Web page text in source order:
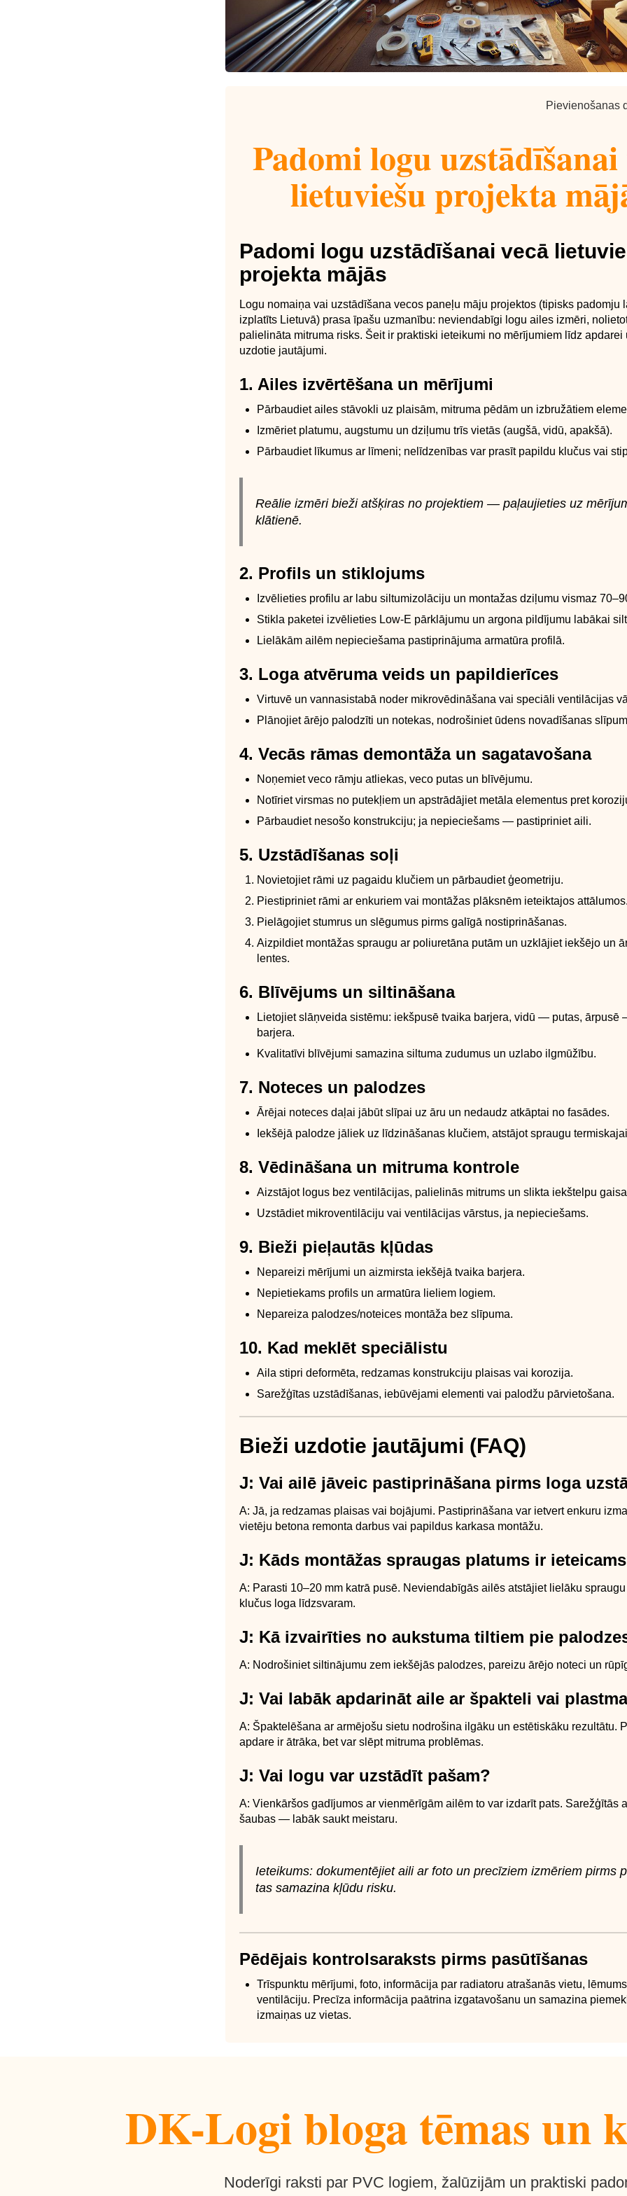
Pievienošanas
Padomi logu uzstādīšanai
lietuviešu projekta
Padomi logu uzstādīšanai vecā
projekta mājās
Logu nomaiņa vai uzstādīšana vecos paneļu māju projektos (tipisks padomju
izplatīts Lietuvā) prasa īpašu uzmanību: neviendabīgi logu ailes izmēri,
palielināta mitruma risks. Šeit ir praktiski ieteikumi no mērījumiem līdz apdarei
uzdotie jautājumi.
1. Ailes izvērtēšana un mērījumi
Pārbaudiet ailes stāvokli uz plaisām, mitruma pēdām un izbružātiem
Izmēriet platumu, augstumu un dziļumu trīs vietās (augšā, vidū, apakšā).
Pārbaudiet līkumus ar līmeni; nelīdzenības var prasīt papildu klučus vai
Reālie izmēri bieži atšķiras no projektiem — paļaujieties uz
klātienē.
2. Profils un stiklojums
Izvēlieties profilu ar labu siltumizolāciju un montažas dziļumu vismaz
Stikla paketei izvēlieties Low-E pārklājumu un argona pildījumu labākai
Lielākām ailēm nepieciešama pastiprinājuma armatūra profilā.
3. Loga atvēruma veids un papildierīces
Virtuvē un vannasistabā noder mikrovēdināšana vai speciāli ventilācijas
Plānojiet ārējo palodzīti un notekas, nodrošiniet ūdens novadīšanas
4. Vecās rāmas demontāža un sagatavošana
Noņemiet veco rāmju atliekas, veco putas un blīvējumu.
Notīriet virsmas no putekļiem un apstrādājiet metāla elementus pret
Pārbaudiet nesošo konstrukciju; ja nepieciešams — pastipriniet aili.
5. Uzstādīšanas soļi
Novietojiet rāmi uz pagaidu klučiem un pārbaudiet ģeometriju.
Piestipriniet rāmi ar enkuriem vai montāžas plāksnēm ieteiktajos attālumos.
Pielāgojiet stumrus un slēgumus pirms galīgā nostiprināšanas.
Aizpildiet montāžas spraugu ar poliuretāna putām un uzklājiet iekšējo un
lentes.
6. Blīvējums un siltināšana
Lietojiet slāņveida sistēmu: iekšpusē tvaika barjera, vidū — putas, ārpusē
barjera.
Kvalitatīvi blīvējumi samazina siltuma zudumus un uzlabo ilgmūžību.
7. Noteces un palodzes
Ārējai noteces daļai jābūt slīpai uz āru un nedaudz atkāptai no fasādes.
Iekšējā palodze jāliek uz līdzināšanas klučiem, atstājot spraugu
8. Vēdināšana un mitruma kontrole
Aizstājot logus bez ventilācijas, palielinās mitrums un slikta iekštelpu
Uzstādiet mikroventilāciju vai ventilācijas vārstus, ja nepieciešams.
9. Bieži pieļautās kļūdas
Nepareizi mērījumi un aizmirsta iekšējā tvaika barjera.
Nepietiekams profils un armatūra lieliem logiem.
Nepareiza palodzes/noteices montāža bez slīpuma.
10. Kad meklēt speciālistu
Aila stipri deformēta, redzamas konstrukciju plaisas vai korozija.
Sarežģītas uzstādīšanas, iebūvējami elementi vai palodžu pārvietošana.
Bieži uzdotie jautājumi (FAQ)
J: Vai ailē jāveic pastiprināšana pirms loga
A: Jā, ja redzamas plaisas vai bojājumi. Pastiprināšana var ietvert enkuru
vietēju betona remonta darbus vai papildus karkasa montāžu.
J: Kāds montāžas spraugas platums ir
A: Parasti 10–20 mm katrā pusē. Neviendabīgās ailēs atstājiet lielāku
klučus loga līdzsvaram.
J: Kā izvairīties no aukstuma tiltiem pie
A: Nodrošiniet siltinājumu zem iekšējās palodzes, pareizu ārējo noteci un
J: Vai labāk apdarināt aile ar špakteli vai
A: Špaktelēšana ar armējošu sietu nodrošina ilgāku un estētiskāku rezultātu.
apdare ir ātrāka, bet var slēpt mitruma problēmas.
J: Vai logu var uzstādīt pašam?
A: Vienkāršos gadījumos ar vienmērīgām ailēm to var izdarīt pats. Sarežģītās
šaubas — labāk saukt meistaru.
Ieteikums: dokumentējiet aili ar foto un precīziem izmēriem pirms
tas samazina kļūdu risku.
Pēdējais kontrolsaraksts pirms pasūtīšanas
Trīspunktu mērījumi, foto, informācija par radiatoru atrašanās vietu,
ventilāciju. Precīza informācija paātrina izgatavošanu un samazina
izmaiņas uz vietas.
DK-Logi bloga tēmas un
Noderīgi raksti par PVC logiem, žalūzijām un praktiski